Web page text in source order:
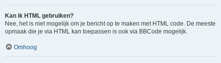
Kan ik HTML gebruiken?
Nee, het is niet mogelijk om je bericht op te maken met HTML code. De meeste
opmaak die je via HTML kan toepassen is ook via BBCode mogelijk.
Omhoog